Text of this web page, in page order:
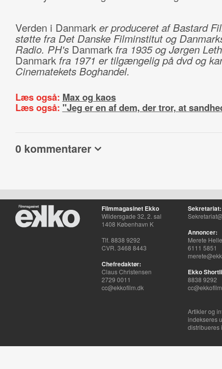
Verden i Danmarker produceret af Bastard
støtte fra Det Danske Filminstitut og
Radio. PH'sDanmark fra 1935 og Jørgen
Danmark fra 1971 er tilgængelig på dvd og
Cinematekets Boghandel.
Læs også: Max og kaos
Læs også: "Jeg er en af dem, der tror, at
0 kommentarer
Filmmagasinet Ekko
Wildersgade 32, 2. sal
1408 København K
Tlf. 8838 9292
CVR. 3468 8443
Chefredaktør:
Claus Christensen
2729 0011
cc@ekkofilm.dk
Sekretariat:
Annoncer:
Merete
6111 5851
Ekko
8838 9292
Artikler og
indekseres
distribueres